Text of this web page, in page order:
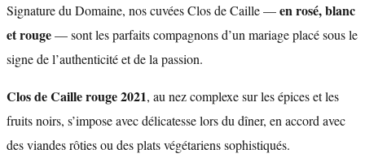
Signature du Domaine, nos cuvées Clos de Caille —en rosé, blanc
et rouge— sont les parfaits compagnons d’un mariage placé sous le
signe de l’authenticité et de la passion.
Clos de Caillerouge 2021, au nez complexe sur les épices et les
fruits noirs, s’impose avec délicatesse lors du dîner, en accord avec
des viandes rôties ou des plats végétariens sophistiqués.